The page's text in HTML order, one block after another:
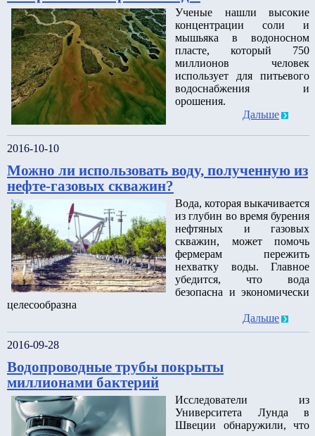
Ученые нашли высокие
концентрации соли и
мышьяка в водоносном
пласте, который 750
миллионов человек
использует для питьевого
водоснабжения и
орошения.
Дальше
2016-10-10
Можно ли использовать воду, полученную из
нефте-газовых скважин?
Вода, которая выкачивается
из глубин во время бурения
нефтяных и газовых
скважин, может помочь
фермерам пережить
нехватку воды. Главное
убедится, что вода
безопасна и экономически
целесообразна
Дальше
2016-09-28
Водопроводные трубы покрыты
миллионами бактерий
Исследователи из
Университета Лунда в
Швеции обнаружили, что